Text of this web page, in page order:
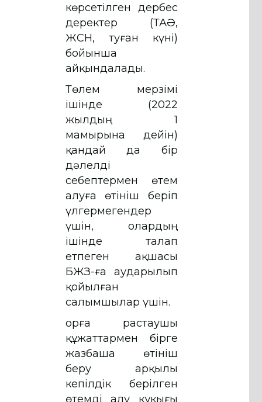
көрсетілген дербес
деректер (ТАӘ,
ЖСН, туған күні)
бойынша
айқындалады.
Төлем мерзімі
ішінде (2022
жылдың 1
мамырына дейін)
қандай да бір
дәлелді
себептермен өтем
алуға өтініш беріп
үлгермегендер
үшін, олардың
ішінде талап
етпеген ақшасы
БЖЗҚ-ға аударылып
қойылған
салымшылар үшін.
Қорға растаушы
құжаттармен бірге
жазбаша өтініш
беру арқылы
кепілдік берілген
өтемді алу құқығы